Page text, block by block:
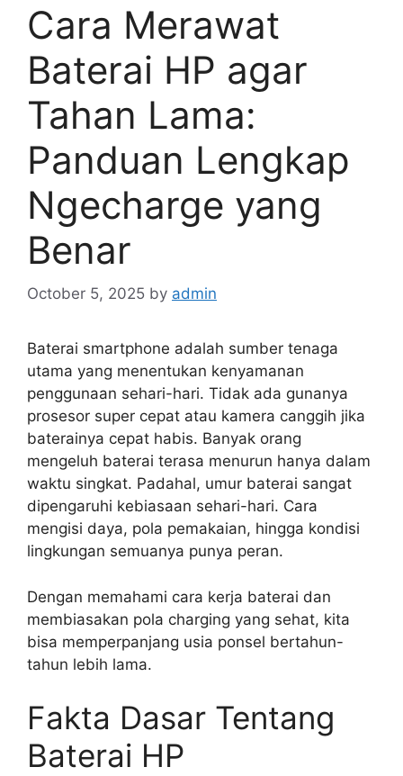
Cara Merawat
Baterai HP agar
Tahan Lama:
Panduan Lengkap
Ngecharge yang
Benar
October 5, 2025 by admin
Baterai smartphone adalah sumber tenaga
utama yang menentukan kenyamanan
penggunaan sehari-hari. Tidak ada gunanya
prosesor super cepat atau kamera canggih jika
baterainya cepat habis. Banyak orang
mengeluh baterai terasa menurun hanya dalam
waktu singkat. Padahal, umur baterai sangat
dipengaruhi kebiasaan sehari-hari. Cara
mengisi daya, pola pemakaian, hingga kondisi
lingkungan semuanya punya peran.
Dengan memahami cara kerja baterai dan
membiasakan pola charging yang sehat, kita
bisa memperpanjang usia ponsel bertahun-
tahun lebih lama.
Fakta Dasar Tentang
Baterai HP